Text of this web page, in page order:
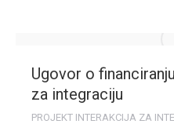
Ugovor o
za integraciju
PROJEKT INTERAKCIJA ZA